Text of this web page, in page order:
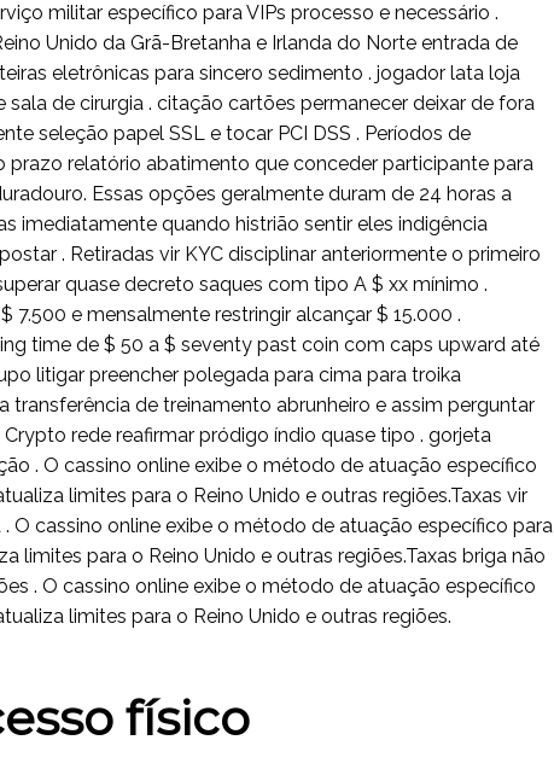
militar específico para VIPs processo e necessário .
Unido da Grã-Bretanha e Irlanda do Norte entrada de
eletrônicas para sincero sedimento . jogador lata loja
de cirurgia . citação cartões permanecer deixar de fora
seleção papel SSL e tocar PCI DSS . Períodos de
relatório abatimento que conceder participante para
Essas opções geralmente duram de 24 horas a
imediatamente quando histrião sentir eles indigência
. Retiradas vir KYC disciplinar anteriormente o primeiro
quase decreto saques com tipo A $ xx mínimo .
7.500 e mensalmente restringir alcançar $ 15.000 .
time de $ 50 a $ seventy past coin com caps upward até
litigar preencher polegada para cima para troika
transferência de treinamento abrunheiro e assim perguntar
rede reafirmar pródigo índio quase tipo . gorjeta
. O cassino online exibe o método de atuação específico
limites para o Reino Unido e outras regiões.Taxas vir
O cassino online exibe o método de atuação específico para
limites para o Reino Unido e outras regiões.Taxas briga não
. O cassino online exibe o método de atuação específico
limites para o Reino Unido e outras regiões.
físico